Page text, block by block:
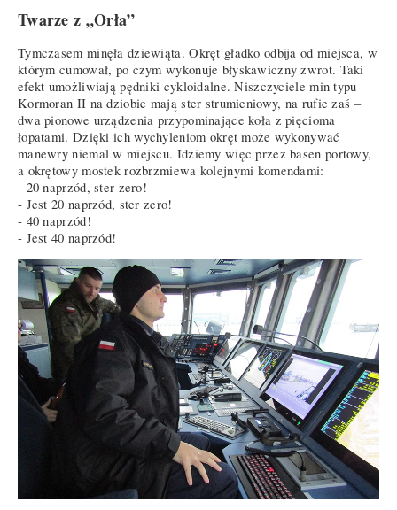
Twarze z „Orła”
Tymczasem minęła dziewiąta. Okręt gładko odbija od miejsca, w
którym cumował, po czym wykonuje błyskawiczny zwrot. Taki
efekt umożliwiają pędniki cykloidalne. Niszczyciele min typu
Kormoran II na dziobie mają ster strumieniowy, na rufie zaś –
dwa pionowe urządzenia przypominające koła z pięcioma
łopatami. Dzięki ich wychyleniom okręt może wykonywać
manewry niemal w miejscu. Idziemy więc przez basen portowy,
a okrętowy mostek rozbrzmiewa kolejnymi komendami:
- 20 naprzód, ster zero!
- Jest 20 naprzód, ster zero!
- 40 naprzód!
- Jest 40 naprzód!